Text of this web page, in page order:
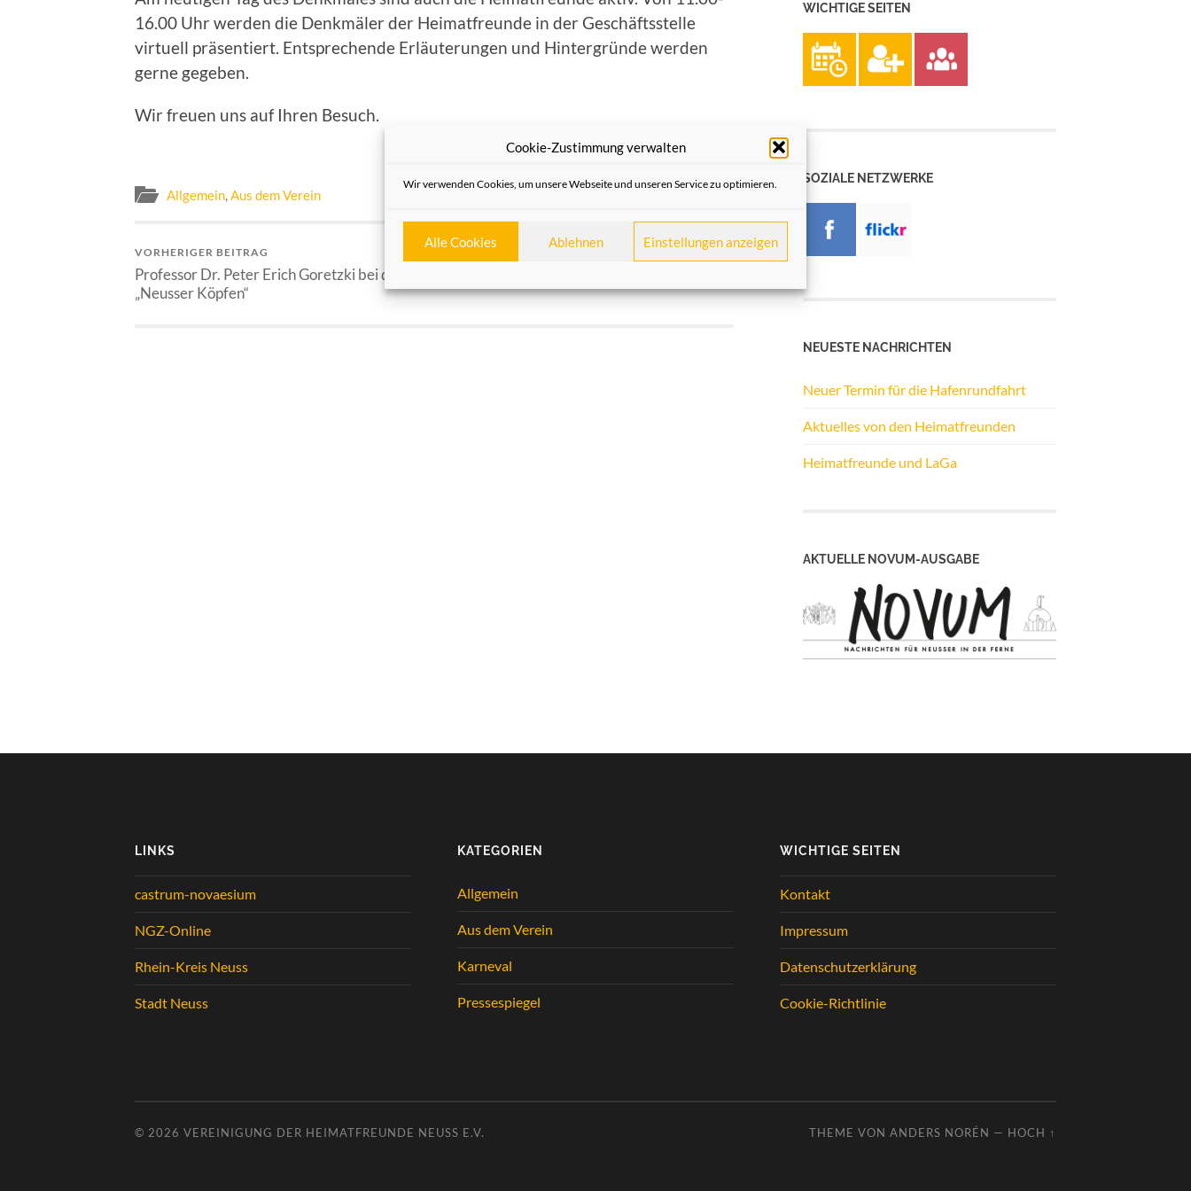
Cookie-Zustimmung verwalten
Wir verwenden Cookies, um unsere Webseite und unseren Service zu optimieren.
Alle Cookies Ablehnen Einstellungen anzeigen
16.00 Uhr werden die Denkmäler der Heimatfreunde in der Geschäftsstelle
virtuell präsentiert. Entsprechende Erläuterungen und Hintergründe werden
gerne gegeben.
Wir freuen uns auf Ihren Besuch.
Allgemein,Aus dem Verein
VORHERIGER BEITRAG
Professor Dr. Peter Erich Goretzki bei den
„Neusser Köpfen“
NÄCHSTER BEITRAG
WICHTIGE SEITEN
SOZIALE NETZWERKE
NEUESTE NACHRICHTEN
Neuer Termin für die Hafenrundfahrt
Aktuelles von den Heimatfreunden
Heimatfreunde und LaGa
AKTUELLE NOVUM-AUSGABE
LINKS
castrum-novaesium
NGZ-Online
Rhein-Kreis Neuss
Stadt Neuss
KATEGORIEN
Allgemein
Aus dem Verein
Karneval
Pressespiegel
WICHTIGE SEITEN
Kontakt
Impressum
Datenschutzerklärung
Cookie-Richtlinie
© 2026 VEREINIGUNG DER HEIMATFREUNDE NEUSS E.V. THEME VON ANDERS NORÉN — HOCH ↑